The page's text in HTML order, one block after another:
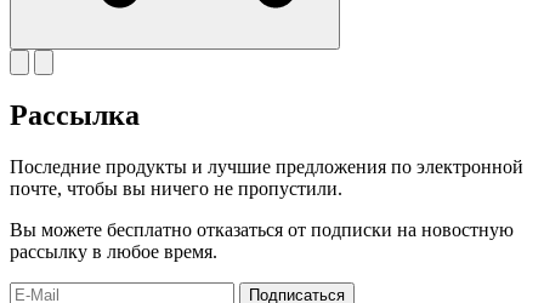
Рассылка
Последние продукты и лучшие предложения по электронной
почте, чтобы вы ничего не пропустили.
Вы можете бесплатно отказаться от подписки на новостную
рассылку в любое время.
Подписаться